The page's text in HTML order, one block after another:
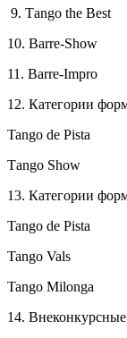
9. Тango the Best
10. Barre-Show
11. Barre-Impro
12. Категории
Tango de Pista
Тango Show
13. Категории
Tango de Pista
Tango Vals
Tango Milonga
14.